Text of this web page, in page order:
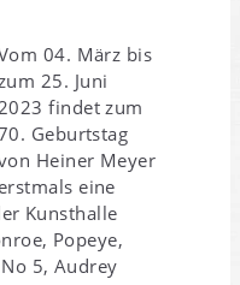
04. März bis
25. Juni
findet zum
Geburtstag
Heiner Meyer
erstmals eine
Kunsthalle
Popeye,
5, Audrey